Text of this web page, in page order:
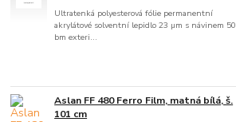
Ultratenká polyesterová fólie permanentní
akrylátové solventní lepidlo 23 µm s návinem 50
bm exteri...
Aslan FF 480 Ferro Film, matná bílá, š.
101 cm